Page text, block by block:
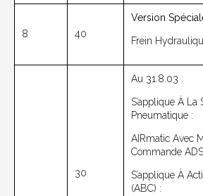
8 40
Version
Frein
30
Au 31.8.03 :
S’applique À La
Pneumatique :
AIRmatic Avec
Commande
S’applique À
(ABC) :